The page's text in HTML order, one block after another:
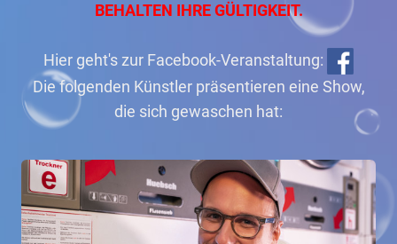
BEHALTEN IHRE GÜLTIGKEIT.
Hier geht's zur Facebook-Veranstaltung:
Die folgenden Künstler präsentieren eine Show,
die sich gewaschen hat: